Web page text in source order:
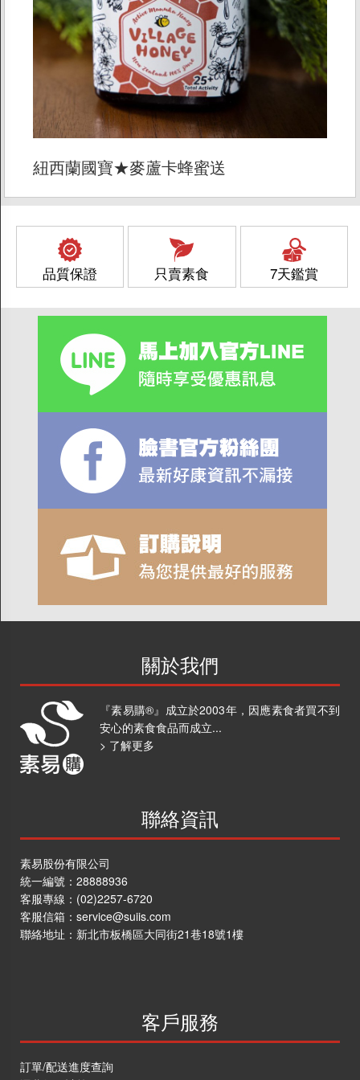
商店資訊
素食分類說明
隱私權聲明
訂購說明
發票問題
海外訂購辦法
折價券說明
常見問題
素易購LINE客服
素易購LINE社群
聯絡我們
紐西蘭國寶★麥蘆卡蜂蜜送
品質保證 只賣素食 7天鑑賞
關於我們
『素易購®』成立於2003年，因應素食者買不到
安心的素食食品而成立...
> 了解更多
聯絡資訊
素易股份有限公司
統一編號：28888936
客服專線： (02)2257-6720
客服信箱： service@suiis.com
聯絡地址： 新北市板橋區大同街21巷18號1樓
客戶服務
訂單/配送進度查詢